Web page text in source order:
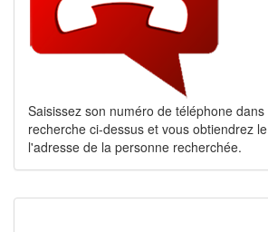
Saisissez son numéro de téléphone
recherche ci-dessus et vous obtiendrez
l'adresse de la personne recherchée.